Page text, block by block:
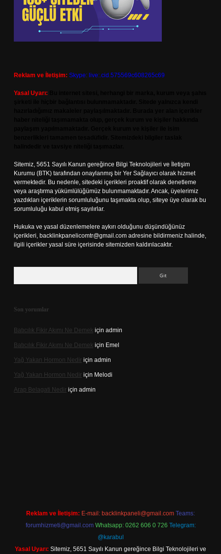
Reklam ve İletişim: Skype: live:.cid.575569c608265c69
Yasal Uyarı:
Sitemiz, 5651 Sayılı Kanun gereğince Bilgi Teknolojileri ve İletişim
Kurumu (BTK) tarafından onaylanmış bir Yer Sağlayıcı olarak hizmet
vermektedir. Bu nedenle, sitedeki içerikleri proaktif olarak denetleme
veya araştırma yükümlülüğümüz bulunmamaktadır. Ancak, üyelerimiz
yazdıkları içeriklerin sorumluluğunu taşımakta olup, siteye üye olarak bu
sorumluluğu kabul etmiş sayılırlar.
Hukuka ve yasal düzenlemelere aykırı olduğunu düşündüğünüz
içerikleri, backlinkpanelicomtr@gmail.com adresine bildirmeniz halinde,
ilgili içerikler yasal süre içerisinde sitemizden kaldırılacaktır.
Son yorumlar
Batıcılık Fikir Akımı Ne Demek için admin
Batıcılık Fikir Akımı Ne Demek için Emel
Yağ Yakan Hormon Nedir için admin
Yağ Yakan Hormon Nedir için Melodi
Arap Belagati Nedir için admin
Reklam ve İletişim: E-mail: backlinkpaneli@gmail.com Teams:
forumhizmeti@gmail.com Whatsapp: 0262 606 0 726 Telegram:
@karabul
Yasal Uyarı: Sitemiz, 5651 Sayılı Kanun gereğince Bilgi Teknolojileri ve